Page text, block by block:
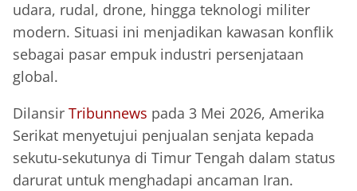
udara, rudal, drone, hingga teknologi militer
modern. Situasi ini menjadikan kawasan konflik
sebagai pasar empuk industri persenjataan
global.
Dilansir Tribunnews pada 3 Mei 2026, Amerika
Serikat menyetujui penjualan senjata kepada
sekutu-sekutunya di Timur Tengah dalam status
darurat untuk menghadapi ancaman Iran.